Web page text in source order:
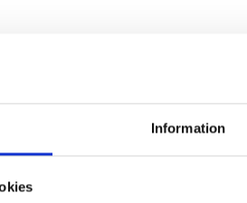
Information
av en utomstående, men
plan. Bland annat
det systematiska